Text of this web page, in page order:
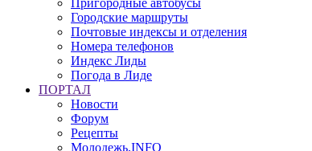
Городские маршруты
Почтовые индексы и отделения
Номера телефонов
Индекс Лиды
Погода в Лиде
ПОРТАЛ
Новости
Форум
Рецепты
Молодежь.INFO